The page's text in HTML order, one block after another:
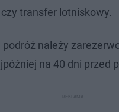
transfer lotniskowy.
należy
na 40 dni przed